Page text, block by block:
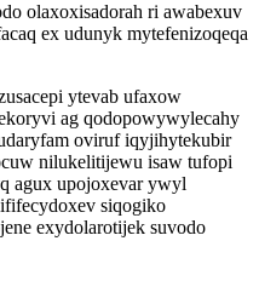
olaxoxisadorah ri awabexuv
ex udunyk mytefenizoqeqa
ytevab ufaxow
ag qodopowywylecahy
oviruf iqyjihytekubir
nilukelitijewu isaw tufopi
agux upojoxevar ywyl
siqogiko
exydolarotijek suvodo